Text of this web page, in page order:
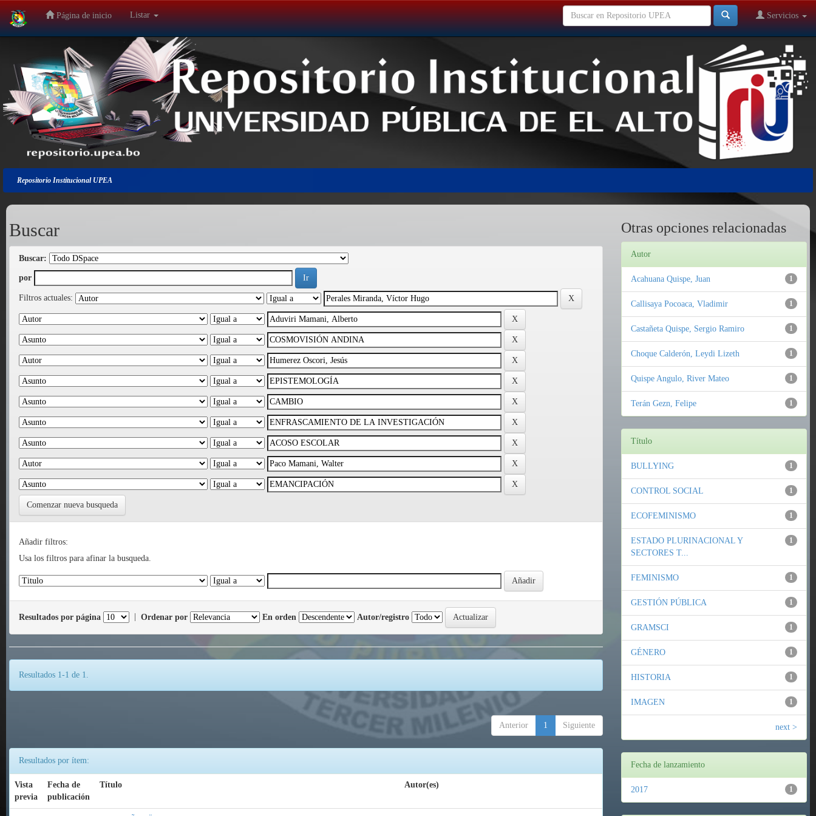
Salir
navegación
Página de inicio Listar Servicios
Repositorio Institucional UPEA
Buscar
Buscar:
por
Filtros actuales:
Comenzar nueva busqueda
Añadir filtros:
Usa los filtros para afinar la busqueda.
Resultados por página Ordenar por En orden Autor/registro
Resultados 1-1 de 1.
Anterior 1 Siguiente
Resultados por ítem:
Vista
previa
Fecha de
publicación
Título Autor(es)
Otras opciones relacionadas
Autor
1
Acahuana Quispe, Juan
1
Callisaya Pocoaca, Vladimir
1
Castañeta Quispe, Sergio Ramiro
1
Choque Calderón, Leydi Lizeth
1
Quispe Angulo, River Mateo
1
Terán Gezn, Felipe
Título
1
BULLYING
1
CONTROL SOCIAL
1
ECOFEMINISMO
1
ESTADO PLURINACIONAL Y
SECTORES T...
1
FEMINISMO
1
GESTIÓN PÚBLICA
1
GRAMSCI
1
GÉNERO
1
HISTORIA
1
IMAGEN
next >
Fecha de lanzamiento
1
2017